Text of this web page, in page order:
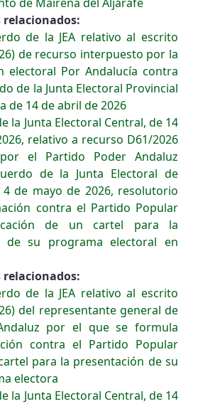
de la JEA relativo al escrito
de recurso interpuesto por la
electoral Por Andalucía contra
de la Junta Electoral Provincial
de 14 de abril de 2026
la Junta Electoral Central, de 14
relativo a recurso D61/2026
el Partido Poder Andaluz
de la Junta Electoral de
4 de mayo de 2026, resolutorio
contra el Partido Popular
de un cartel para la
de su programa electoral en
de la JEA relativo al escrito
del representante general de
por el que se formula
contra el Partido Popular
para la presentación de su
electora
la Junta Electoral Central, de 14